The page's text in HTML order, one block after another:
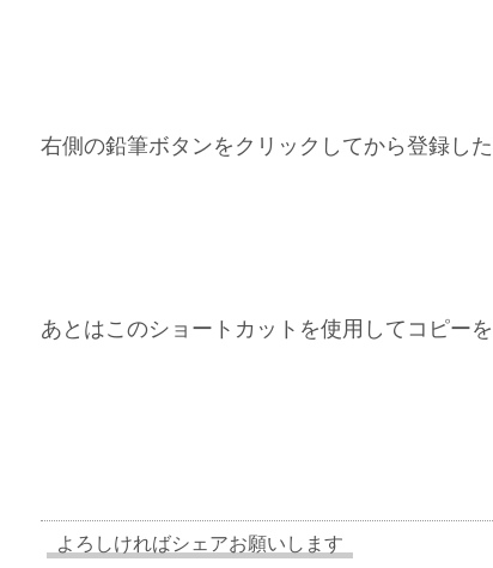
右側の鉛筆ボタンをクリックしてから登録し
あとはこのショートカットを使用してコピー
よろしければシェアお願いします